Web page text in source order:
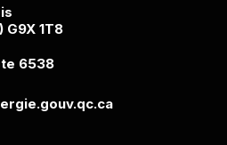
G9X 1T8
6538